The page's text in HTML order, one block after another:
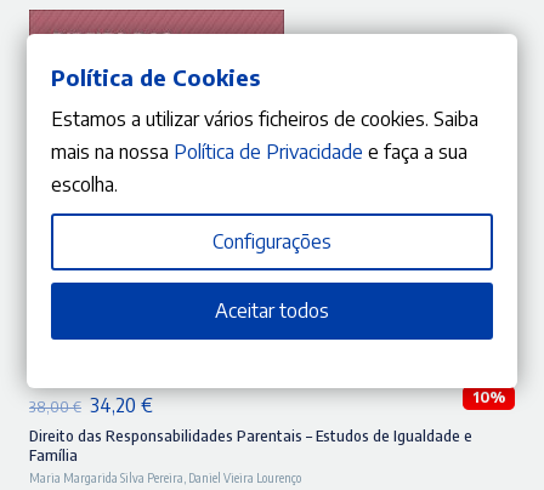
ADICIONAR
38,00€ O
preço
original
34,20 €O
preço
atual
10%
Direito das Responsabilidades Parentais – Estudos de Igualdade e
Família
Maria Margarida Silva Pereira Daniel Vieira Lourenço
Política de Cookies
Estamos a utilizar vários ficheiros de cookies. Saiba
mais na nossa Política de Privacidade e faça a sua
escolha.
Configurações
Aceitar todos